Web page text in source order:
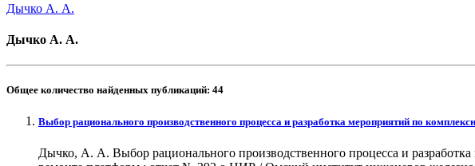
Дычко А. А.
Дычко А. А.
Общее количество найденных публикаций: 44
Выбор рационального производственного процесса и разработка мероприятий по
Дычко, А. А. Выбор рационального производственного процесса и